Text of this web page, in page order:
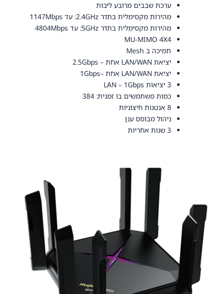
ערכת שבבים מרובע ליבות
מהירות מקסימלית בתדר 2.4GHz: עד 1147Mbps
מהירות מקסימלית בתדר 5GHz: עד 4804Mbps
MU-MIMO 4X4
תמיכה ב Mesh
יציאת LAN/WAN אחת – 2.5Gbps
יציאת LAN/WAN אחת –1Gbps
3 יציאות LAN – 1Gbps
כמות משתמשים בו זמנית: 384
8 אנטנות חיצוניות
ניהול מבוסס ענן
3 שנות אחריות